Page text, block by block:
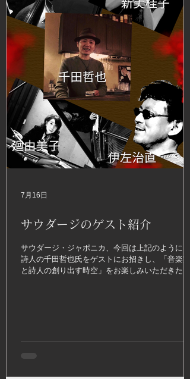
サウダージのゲスト紹介
サウダージ・ジャポニカ、今回は上記のように、
詩人の千田哲也氏をゲストにお招きし、「音楽家
と詩人の創り出す時空」をお楽しみいただきたい
7月16日